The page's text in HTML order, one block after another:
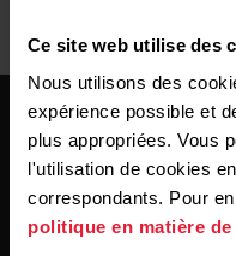
Ce site web utilise des
Nous utilisons des
expérience possible et
plus appropriées. Vous
l'utilisation de cookies
correspondants. Pour
politique en matière